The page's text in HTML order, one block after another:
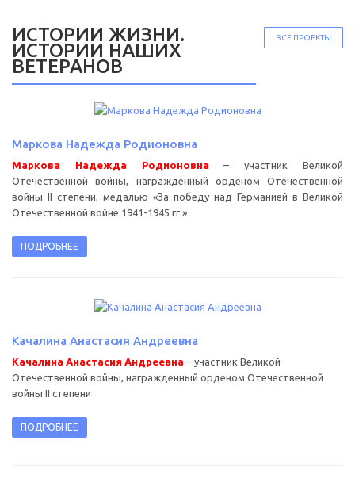
ВСЕ ПРОЕКТЫ
ИСТОРИИ ЖИЗНИ.
ИСТОРИИ НАШИХ
ВЕТЕРАНОВ
Маркова Надежда Родионовна
Маркова Надежда Родионовна – участник Великой
Отечественной войны, награжденный орденом Отечественной
войны II степени, медалью «За победу над Германией в Великой
Отечественной войне 1941-1945 гг.»
ПОДРОБНЕЕ
Качалина Анастасия Андреевна
Качалина Анастасия Андреевна – участник Великой
Отечественной войны, награжденный орденом Отечественной
войны II степени
ПОДРОБНЕЕ